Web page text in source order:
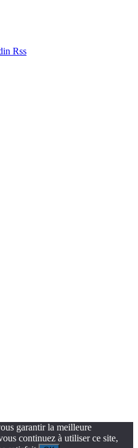
Rss
garantir la meilleure
continuez à utiliser ce site,